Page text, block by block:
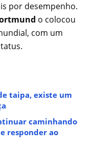
por desempenho.
o colocou
com um
taipa, existe um
caminhando
responder ao